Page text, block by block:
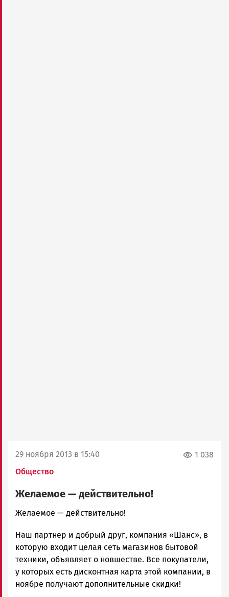
29 ноября 2013 в 15:40
Общество
1 038
Желаемое — действительно!
admintimur
Петрозаводска
и
Карелии
|
Петрозаводск
ГОВОРИТ
Желаемое — действительно!
Наш партнер и добрый друг, компания «Шанс», в
которую входит целая сеть магазинов бытовой
техники, объявляет о новшестве. Все покупатели,
у которых есть дисконтная карта этой компании, в
ноябре получают дополнительные скидки!